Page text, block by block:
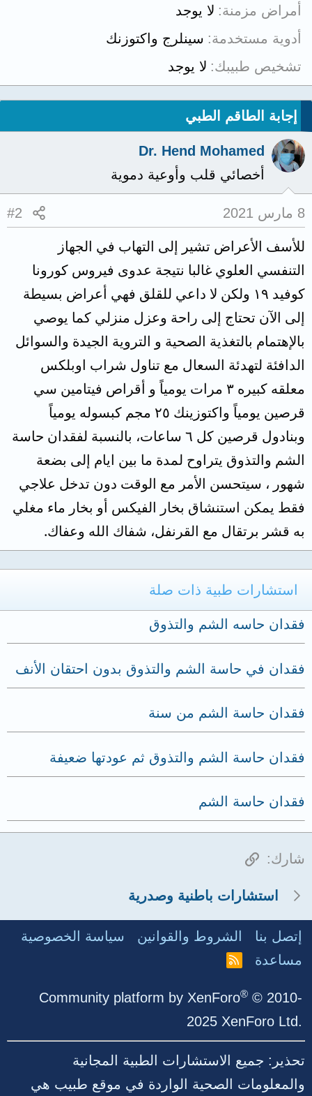
أمراض مزمنة لا يوجد
أدوية مستخدمة سينلرج واكتوزنك
تشخيص طبيبك لا يوجد
إجابة الطاقم الطبي
Dr. Hend Mohamed
أخصائي قلب وأوعية دموية
8 مارس 2021 #2
للأسف الأعراض تشير إلى التهاب في الجهاز
التنفسي العلوي غالبا نتيجة عدوى فيروس كورونا
كوفيد ١٩ ولكن لا داعي للقلق فهي أعراض بسيطة
إلى الآن تحتاج إلى راحة وعزل منزلي كما يوصي
بالإهتمام بالتغذية الصحية و التروية الجيدة والسوائل
الدافئة لتهدئة السعال مع تناول شراب اوبلكس
معلقه كبيره ٣ مرات يومياً و أقراص فيتامين سي
قرصين يومياً واكتوزينك ٢٥ مجم كبسوله يومياً
وبنادول قرصين كل ٦ ساعات، بالنسبة لفقدان حاسة
الشم والتذوق يتراوح لمدة ما بين ايام إلى بضعة
شهور ، سيتحسن الأمر مع الوقت دون تدخل علاجي
فقط يمكن استنشاق بخار الفيكس أو بخار ماء مغلي
به قشر برتقال مع القرنفل، شفاك الله وعفاك.
استشارات طبية ذات صلة
فقدان حاسه الشم والتذوق
فقدان في حاسة الشم والتذوق بدون احتقان الأنف
فقدان حاسة الشم من سنة
فقدان حاسة الشم والتذوق ثم عودتها ضعيفة
فقدان حاسة الشم
شارك: الرابط
استشارات باطنية وصدرية
إتصل بنا الشروط والقوانين
سياسة الخصوصية
مساعدة
R
Community platform by XenForo® © 2010-
2025 XenForo Ltd.
تحذير: جميع الاستشارات الطبية المجانية
والمعلومات الصحية الواردة في موقع طبيب هي